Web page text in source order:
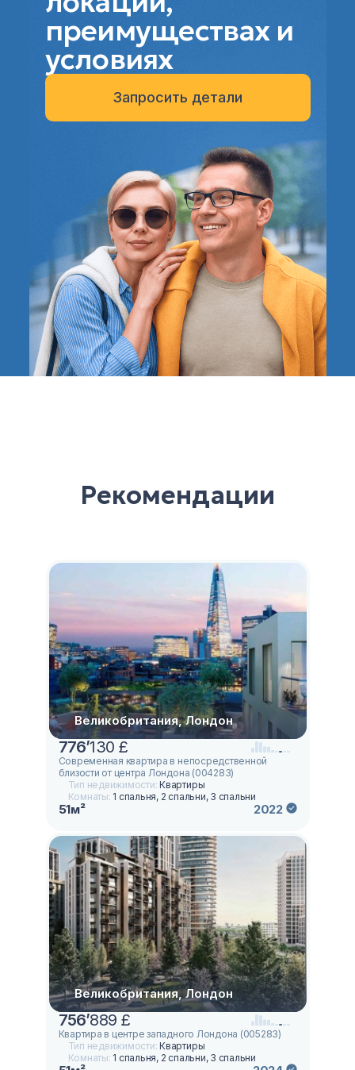
преимуществах и
условиях
Запросить детали
Рекомендации
Великобритания, Лондон
776’130 £
Современная квартира в непосредственной
близости от центра Лондона (004283)
Тип недвижимости:Квартиры
Комнаты: 1 спальня, 2 спальни, 3 спальни
51м² 2022
Великобритания, Лондон
756’889 £
Квартира в центре западного Лондона (005283)
Тип недвижимости:Квартиры
Комнаты: 1 спальня, 2 спальни, 3 спальни